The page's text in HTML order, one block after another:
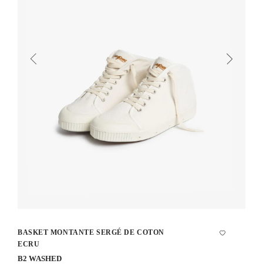
BASKET MONTANTE SERGÉ DE COTON
ECRU
B2 WASHED